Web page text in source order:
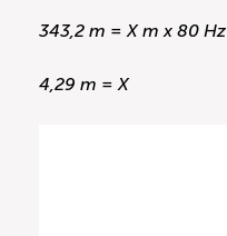
343,2 m = X m x 80 Hz
4,29 m = X